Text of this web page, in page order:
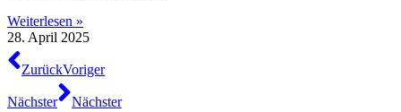
Weiterlesen »
28. April 2025
ZurückVoriger
Nächster
Nächster